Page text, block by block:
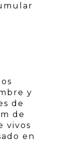
y
de
de
vivos
en